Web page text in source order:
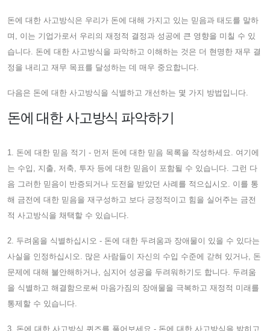
돈에 대한 사고방식은 우리가 돈에 대해 가지고 있는 믿음과 태도를 말하
며, 이는 기업가로서 우리의 재정적 결정과 성공에 큰 영향을 미칠 수 있
습니다. 돈에 대한 사고방식을 파악하고 이해하는 것은 더 현명한 재무 결
정을 내리고 재무 목표를 달성하는 데 매우 중요합니다.
다음은 돈에 대한 사고방식을 식별하고 개선하는 몇 가지 방법입니다.
돈에 대한 사고방식 파악하기
1. 돈에 대한 믿음 적기 - 먼저 돈에 대한 믿음 목록을 작성하세요. 여기에
는 수입, 지출, 저축, 투자 등에 대한 믿음이 포함될 수 있습니다. 그런 다
음 그러한 믿음이 반증되거나 도전을 받았던 사례를 적으십시오. 이를 통
해 금전에 대한 믿음을 재구성하고 보다 긍정적이고 힘을 실어주는 금전
적 사고방식을 채택할 수 있습니다.
2. 두려움을 식별하십시오 - 돈에 대한 두려움과 장애물이 있을 수 있다는
사실을 인정하십시오. 많은 사람들이 자신의 수입 수준에 갇혀 있거나, 돈
문제에 대해 불안해하거나, 심지어 성공을 두려워하기도 합니다. 두려움
을 식별하고 해결함으로써 마음가짐의 장애물을 극복하고 재정적 미래를
통제할 수 있습니다.
3. 돈에 대한 사고방식 퀴즈를 풀어보세요 - 돈에 대한 사고방식을 밝히고